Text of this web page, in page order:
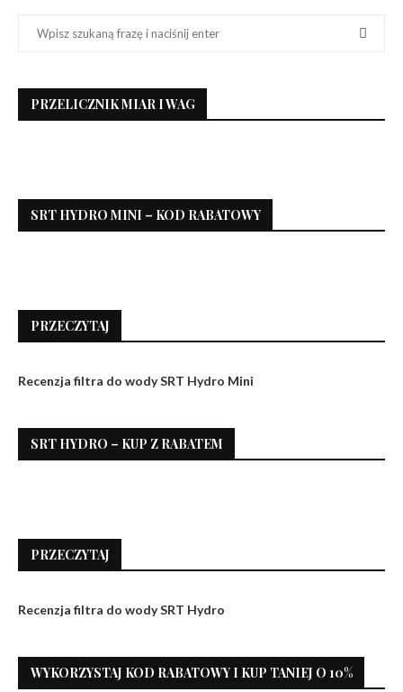
PRZELICZNIK MIAR I WAG
SRT HYDRO MINI – KOD RABATOWY
PRZECZYTAJ
Recenzja filtra do wody SRT Hydro Mini
SRT HYDRO – KUP Z RABATEM
PRZECZYTAJ
Recenzja filtra do wody SRT Hydro
WYKORZYSTAJ KOD RABATOWY I KUP TANIEJ O 10%